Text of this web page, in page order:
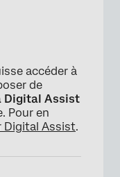
accéder à
de
Digital Assist
Pour en
Digital Assist.